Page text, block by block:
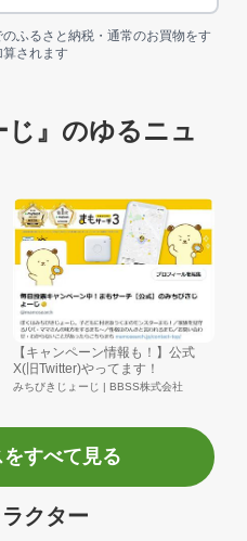
ふるさと納税・通常のお買物をす
されます
じ』のゆるニュ
【キャンペーン情報も！】公式
X(旧Twitter)やってます！
みちびきじょーじ | BBSS株式会社
すべて見る
クター